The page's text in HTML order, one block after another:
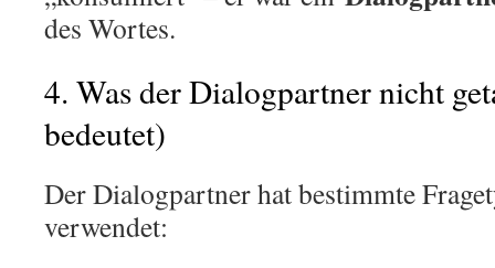
des Wortes.
4. Was der Dialogpartner nicht
bedeutet)
Der Dialogpartner hat bestimmte
verwendet: